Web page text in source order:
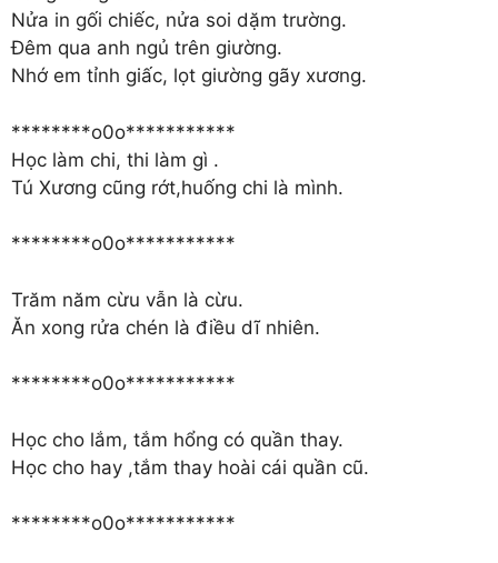
Nửa in gối chiếc, nửa soi dặm trường.
Đêm qua anh ngủ trên giường.
Nhớ em tỉnh giấc, lọt giường gãy xương.
********o0o***********
Học làm chi, thi làm gì .
Tú Xương cũng rớt,huống chi là mình.
********o0o***********
Trăm năm cừu vẫn là cừu.
Ăn xong rửa chén là điều dĩ nhiên.
********o0o***********
Học cho lắm, tắm hổng có quần thay.
Học cho hay ,tắm thay hoài cái quần cũ.
********o0o***********